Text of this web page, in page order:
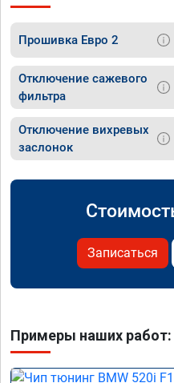
Прошивка Евро 2
Отключение сажевого
фильтра
Отключение вихревых
заслонок
Записаться
Примеры наших работ: